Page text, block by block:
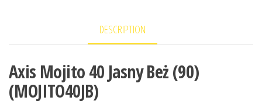
DESCRIPTION
Axis Mojito 40 Jasny Beż (90)
(MOJITO40JB)